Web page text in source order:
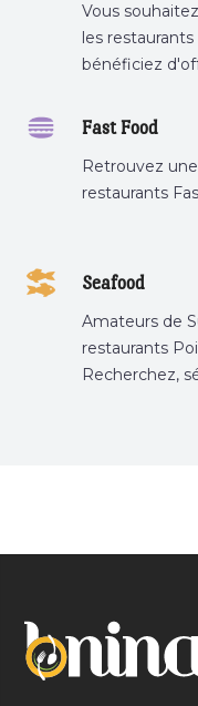
Vous
les
bénéficiez
Fast Food
Retrouvez
restaurants
Seafood
Amateurs de
restaurants
Recherchez,